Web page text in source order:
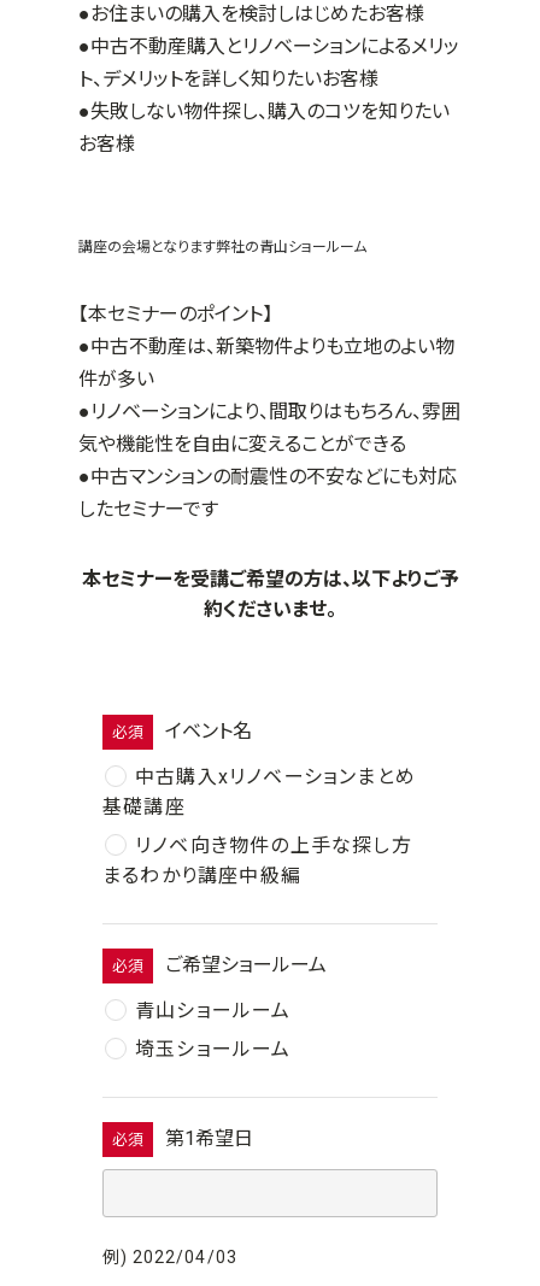
●お住まいの購入を検討しはじめたお客様
●中古不動産購入とリノベーションによるメリッ
ト、デメリットを詳しく知りたいお客様
●失敗しない物件探し、購入のコツを知りたい
お客様
講座の会場となります弊社の青山ショールーム
【本セミナーのポイント】
●中古不動産は、新築物件よりも立地のよい物
件が多い
●リノベーションにより、間取りはもちろん、雰囲
気や機能性を自由に変えることができる
●中古マンションの耐震性の不安などにも対応
したセミナーです
本セミナーを受講ご希望の方は、以下よりご予
約くださいませ。
必須
イベント名
中古購入xリノベーションまとめ
基礎講座
リノベ向き物件の上手な探し方
まるわかり講座中級編
必須
ご希望ショールーム
青山ショールーム
埼玉ショールーム
必須 第1希望日
例) 2022/04/03